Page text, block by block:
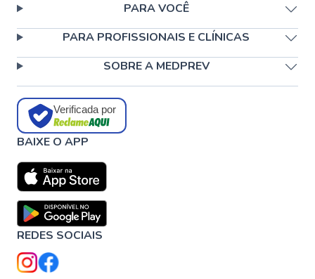
PARA VOCÊ
PARA PROFISSIONAIS E CLÍNICAS
SOBRE A MEDPREV
Verificada por
BAIXE O APP
REDES SOCIAIS